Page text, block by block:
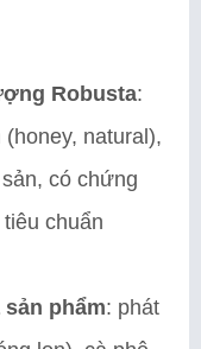
Robusta:
natural),
có chứng
chuẩn
phẩm: phát